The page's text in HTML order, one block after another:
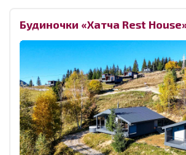
Будиночки «Хатча Rest House»